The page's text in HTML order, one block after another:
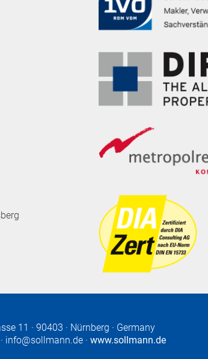
11 · 90403 · Nürnberg · Germany
info@sollmann.de · www.sollmann.de